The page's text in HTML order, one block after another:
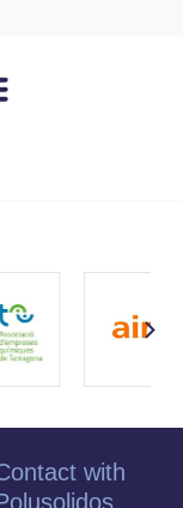
with